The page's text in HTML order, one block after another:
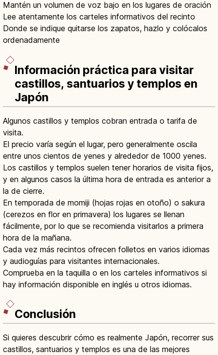
Mantén un volumen de voz bajo en los lugares de oración
Lee atentamente los carteles informativos del recinto
Donde se indique quitarse los zapatos, hazlo y colócalos
ordenadamente
Información práctica para visitar
castillos, santuarios y templos en
Japón
Algunos castillos y templos cobran entrada o tarifa de
visita.
El precio varía según el lugar, pero generalmente oscila
entre unos cientos de yenes y alrededor de 1000 yenes.
Los castillos y templos suelen tener horarios de visita fijos,
y en algunos casos la última hora de entrada es anterior a
la de cierre.
En temporada de momiji (hojas rojas en otoño) o sakura
(cerezos en flor en primavera) los lugares se llenan
fácilmente, por lo que se recomienda visitarlos a primera
hora de la mañana.
Cada vez más recintos ofrecen folletos en varios idiomas
y audioguías para visitantes internacionales.
Comprueba en la taquilla o en los carteles informativos si
hay información disponible en inglés u otros idiomas.
Conclusión
Si quieres descubrir cómo es realmente Japón, recorrer sus
castillos, santuarios y templos es una de las mejores